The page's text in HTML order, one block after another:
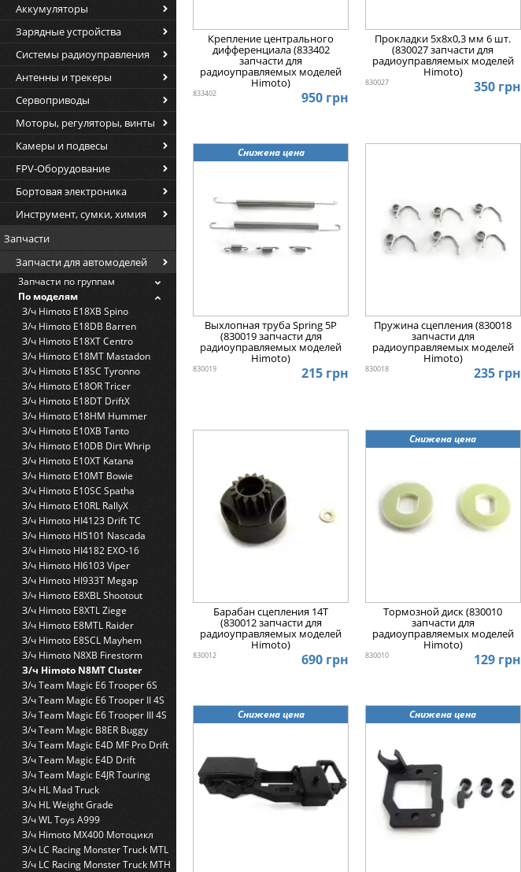
Аккумуляторы
Зарядные устройства
Системы радиоуправления
Антенны и трекеры
Сервоприводы
Моторы, регуляторы, винты
Камеры и подвесы
FPV-Оборудование
Бортовая электроника
Инструмент, сумки, химия
Запчасти
Запчасти для автомоделей
Запчасти по группам
По моделям
З/ч Himoto E18XB Spino
З/ч Himoto E18DB Barren
З/ч Himoto E18XT Centro
З/ч Himoto E18MT Mastadon
З/ч Himoto E18SC Tyronno
З/ч Himoto E18OR Tricer
З/ч Himoto E18DT DriftX
З/ч Himoto E18HM Hummer
З/ч Himoto E10XB Tanto
З/ч Himoto E10DB Dirt Whrip
З/ч Himoto E10XT Katana
З/ч Himoto E10MT Bowie
З/ч Himoto E10SC Spatha
З/ч Himoto E10RL RallyX
З/ч Himoto HI4123 Drift TC
З/ч Himoto HI5101 Nascada
З/ч Himoto HI4182 EXO-16
З/ч Himoto HI6103 Viper
З/ч Himoto HI933T Megap
З/ч Himoto E8XBL Shootout
З/ч Himoto E8XTL Ziege
З/ч Himoto E8MTL Raider
З/ч Himoto E8SCL Mayhem
З/ч Himoto N8XB Firestorm
З/ч Himoto N8MT Cluster
З/ч Team Magic E6 Trooper 6S
З/ч Team Magic E6 Trooper II 4S
З/ч Team Magic E6 Trooper III 4S
З/ч Team Magic B8ER Buggy
З/ч Team Magic E4D MF Pro Drift
З/ч Team Magic E4D Drift
З/ч Team Magic E4JR Touring
З/ч HL Mad Truck
З/ч HL Weight Grade
З/ч WL Toys A999
З/ч Himoto MX400 Мотоцикл
З/ч LC Racing Monster Truck MTL
З/ч LC Racing Monster Truck MTH
Крепление центрального
дифференциала (833402
запчасти для
радиоуправляемых моделей
Himoto)
833402 950 грн
Прокладки 5х8х0,3 мм 6 шт.
(830027 запчасти для
радиоуправляемых моделей
Himoto)
830027 350 грн
Снижена цена
Выхлопная труба Spring 5P
(830019 запчасти для
радиоуправляемых моделей
Himoto)
830019 215 грн
Пружина сцепления (830018
запчасти для
радиоуправляемых моделей
Himoto)
830018 235 грн
Барабан сцепления 14T
(830012 запчасти для
радиоуправляемых моделей
Himoto)
830012 690 грн
Снижена цена
Тормозной диск (830010
запчасти для
радиоуправляемых моделей
Himoto)
830010 129 грн
Снижена цена Снижена цена